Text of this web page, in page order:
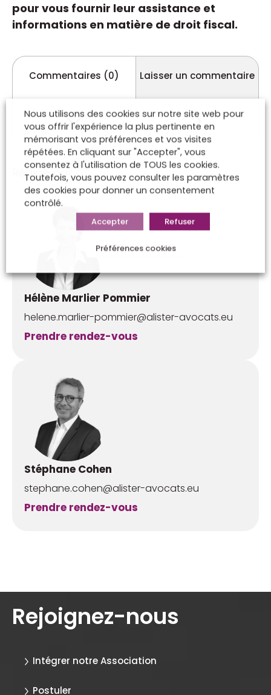
pour vous fournir leur assistance et
informations en matière de droit fiscal.
Commentaires (0) Laisser un commentaire
Rédigé par
Hélène Marlier Pommier
helene.marlier-pommier@alister-avocats.eu
Prendre rendez-vous
Stéphane Cohen
stephane.cohen@alister-avocats.eu
Prendre rendez-vous
Rejoignez-nous
Intégrer notre Association
Postuler
Nous utilisons des cookies sur notre site web pour
vous offrir l'expérience la plus pertinente en
mémorisant vos préférences et vos visites
répétées. En cliquant sur "Accepter", vous
consentez à l'utilisation de TOUS les cookies.
Toutefois, vous pouvez consulter les paramètres
des cookies pour donner un consentement
contrôlé.
Accepter Refuser
Préférences cookies